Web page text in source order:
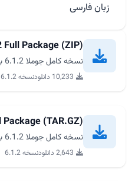
زبان فارسی
Package (ZIP)
نسخه کامل جوملا 6.1.2 برای نصب جدید از joomla.org
10,233 دانلود نسخه 6.1.2
(TAR.GZ)
نسخه کامل جوملا 6.1.2 برای نصب جدید از joomla.org
2,643 دانلود نسخه 6.1.2